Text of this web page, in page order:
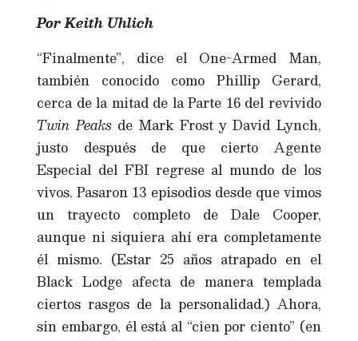
Por Keith Uhlich
“Finalmente”, dice el One-Armed Man,
también conocido como Phillip Gerard,
cerca de la mitad de la Parte 16 del revivido
Twin Peaksde Mark Frost y David Lynch,
justo después de que cierto Agente
Especial del FBI regrese al mundo de los
vivos. Pasaron 13 episodios desde que vimos
un trayecto completo de Dale Cooper,
aunque ni siquiera ahí era completamente
él mismo. (Estar 25 años atrapado en el
Black Lodge afecta de manera templada
ciertos rasgos de la personalidad.) Ahora,
sin embargo, él está al “cien por ciento” (en